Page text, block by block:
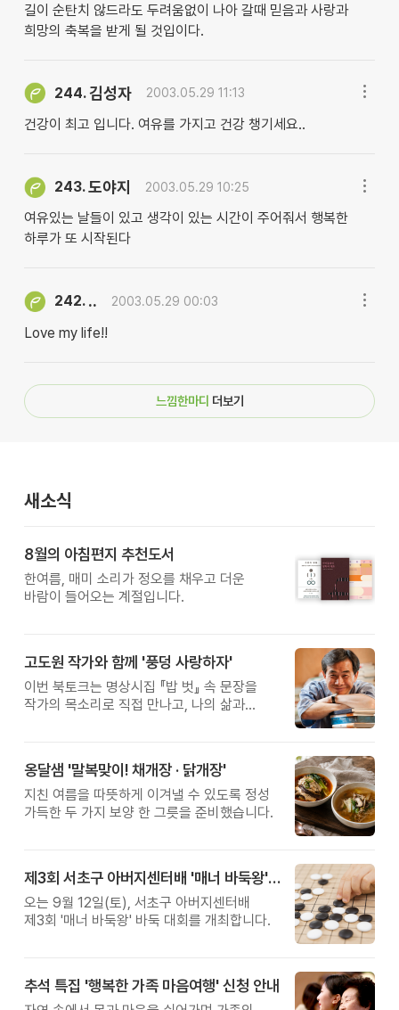
길이 순탄치 않드라도 두려움없이 나아 갈때 믿음과 사랑과
희망의 축복을 받게 될 것입이다.
244.김성자 2003.05.29 11:13
건강이 최고 입니다. 여유를 가지고 건강 챙기세요..
243.도야지 2003.05.29 10:25
여유있는 날들이 있고 생각이 있는 시간이 주어줘서 행복한
하루가 또 시작된다
242. .. 2003.05.29 00:03
Love my life!!
느낌한마디 더보기
새소식
8월의 아침편지 추천도서
한여름, 매미 소리가 정오를 채우고 더운
바람이 들어오는 계절입니다.
고도원 작가와 함께 '풍덩 사랑하자'
이번 북토크는 명상시집 『밥 벗』 속 문장을
작가의 목소리로 직접 만나고, 나의 삶과
옹달샘 '말복맞이! 채개장 · 닭개장'
지친 여름을 따뜻하게 이겨낼 수 있도록 정성
가득한 두 가지 보양 한 그릇을 준비했습니다.
제3회 서초구 아버지센터배 '매너 바둑왕' 대회
오는 9월 12일(토), 서초구 아버지센터배
제3회 '매너 바둑왕' 바둑 대회를 개최합니다.
추석 특집 '행복한 가족 마음여행' 신청 안내